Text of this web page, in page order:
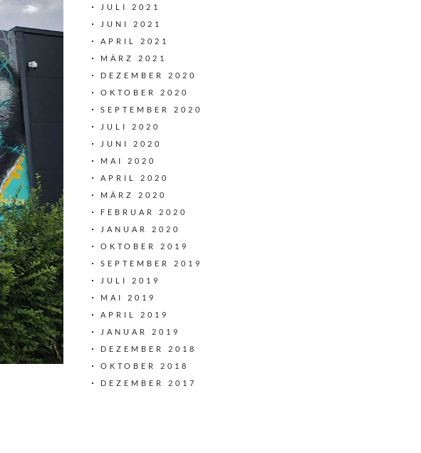
JULI 2021
JUNI 2021
APRIL 2021
MÄRZ 2021
DEZEMBER 2020
OKTOBER 2020
SEPTEMBER 2020
JULI 2020
JUNI 2020
MAI 2020
APRIL 2020
MÄRZ 2020
FEBRUAR 2020
JANUAR 2020
OKTOBER 2019
SEPTEMBER 2019
JULI 2019
MAI 2019
APRIL 2019
JANUAR 2019
DEZEMBER 2018
OKTOBER 2018
DEZEMBER 2017